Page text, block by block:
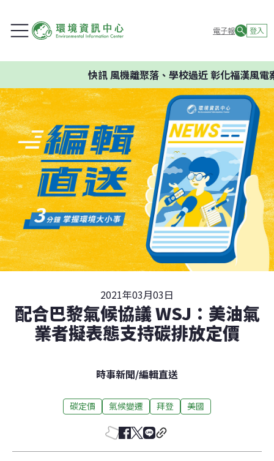
電子報 登入
快訊風機離聚落、學校過近 彰化福漢風電
2021年03月03日
配合巴黎氣候協議 WSJ：美油氣
業者擬表態支持碳排放定價
時事新聞/編輯直送
碳定價 氣候變遷 拜登 美國